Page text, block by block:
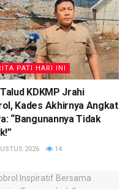
PATI HARI INI
KDKMP Jrahi
Kades Akhirnya Angkat
“Bangunannya Tidak
2026 14